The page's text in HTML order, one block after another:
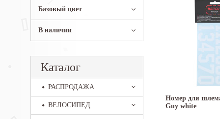
Базовый цвет
В наличии
Каталог
РАСПРОДАЖА
ВЕЛОСИПЕД
Номер для
Guy white